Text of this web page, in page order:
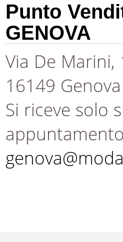
Punto
GENOVA
Via De Marini,
16149 Genova
Si riceve solo